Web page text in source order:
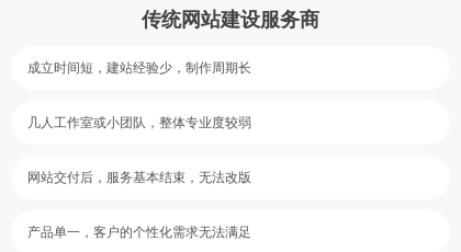
传统网站建设服务商
成立时间短，建站经验少，制作周期长
几人工作室或小团队，整体专业度较弱
网站交付后，服务基本结束，无法改版
产品单一，客户的个性化需求无法满足